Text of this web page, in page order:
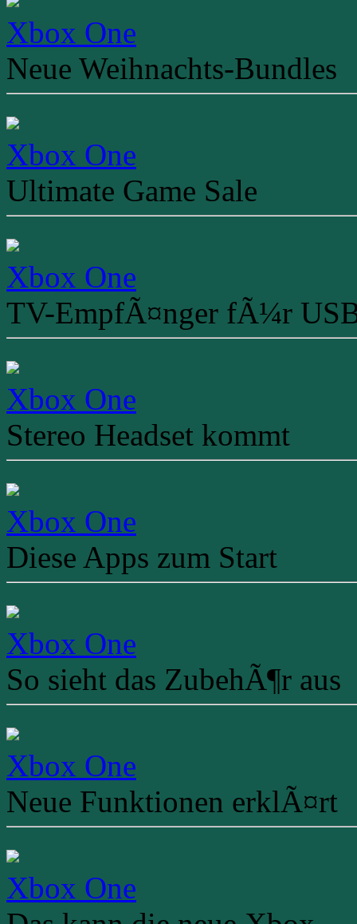
Xbox One
Neue Weihnachts-Bundles
Xbox One
Ultimate Game Sale
Xbox One
TV-EmpfÃ¤nger fÃ¼r
Xbox One
Stereo Headset kommt
Xbox One
Diese Apps zum Start
Xbox One
So sieht das ZubehÃ¶r aus
Xbox One
Neue Funktionen erklÃ¤rt
Xbox One